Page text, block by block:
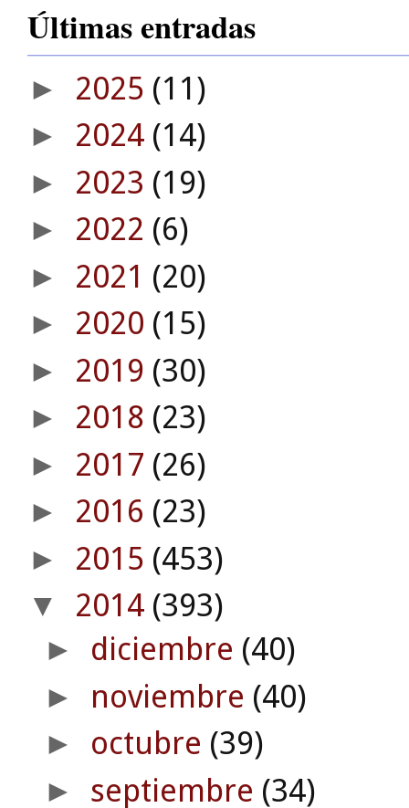
Últimas entradas
► 2025 (11)
► 2024 (14)
► 2023 (19)
► 2022 (6)
► 2021 (20)
► 2020 (15)
► 2019 (30)
► 2018 (23)
► 2017 (26)
► 2016 (23)
► 2015 (453)
▼ 2014 (393)
► diciembre (40)
► noviembre (40)
► octubre (39)
► septiembre (34)